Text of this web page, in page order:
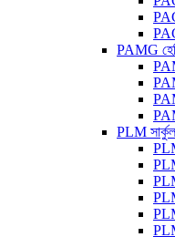
PAMG
PLM